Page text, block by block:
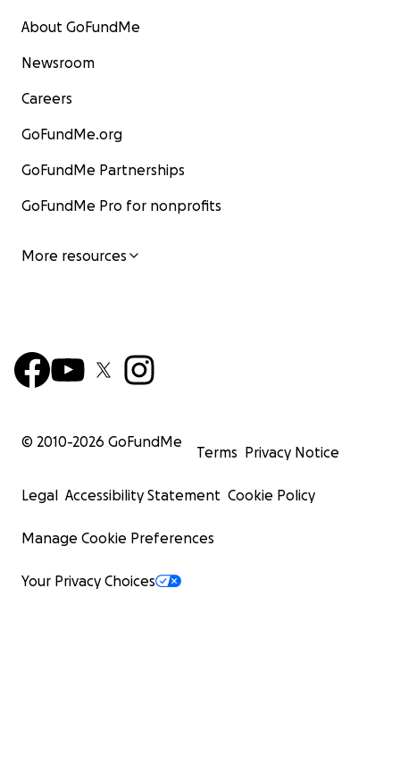
About GoFundMe
Newsroom
Careers
GoFundMe.org
GoFundMe Partnerships
GoFundMe Pro for nonprofits
More resources
© 2010-2026 GoFundMe
Terms Privacy Notice
Legal Accessibility Statement Cookie Policy
Manage Cookie Preferences
Your Privacy Choices